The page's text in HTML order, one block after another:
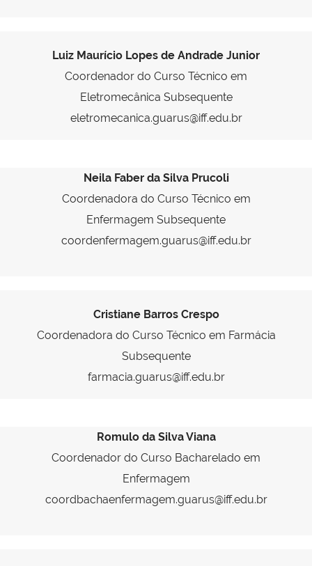
Luiz Maurício Lopes de Andrade Junior
Coordenador do Curso Técnico em
Eletromecânica Subsequente
eletromecanica.guarus@iff.edu.br
Neila Faber da Silva Prucoli
Coordenadora do Curso Técnico em
Enfermagem Subsequente
coordenfermagem.guarus@iff.edu.br
Cristiane Barros Crespo
Coordenadora do Curso Técnico em Farmácia
Subsequente
farmacia.guarus@iff.edu.br
Romulo da Silva Viana
Coordenador do Curso Bacharelado em
Enfermagem
coordbachaenfermagem.guarus@iff.edu.br